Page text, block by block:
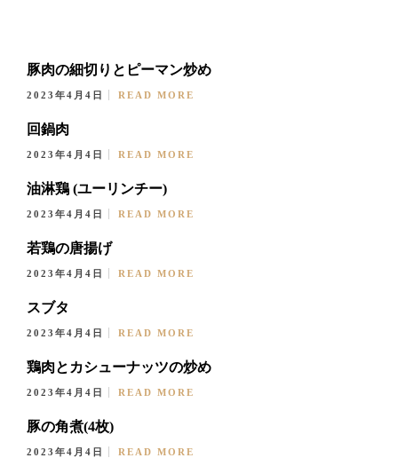
豚肉の細切りとピーマン炒め
2023年4月4日 READ MORE
回鍋肉
2023年4月4日 READ MORE
油淋鶏 (ユーリンチー)
2023年4月4日 READ MORE
若鶏の唐揚げ
2023年4月4日 READ MORE
スブタ
2023年4月4日 READ MORE
鶏肉とカシューナッツの炒め
2023年4月4日 READ MORE
豚の角煮(4枚)
2023年4月4日 READ MORE